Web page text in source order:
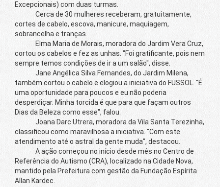
Excepcionais) com duas turmas.
Cerca de 30 mulheres receberam, gratuitamente,
cortes de cabelo, escova, manicure, maquiagem,
sobrancelha e tranças.
Elma Maria de Morais, moradora do Jardim Vera Cruz,
cortou os cabelos e fez as unhas. "Foi gratificante, pois nem
sempre temos condições de ir a um salão", disse.
Jane Angélica Silva Fernandes, do Jardim Milena,
também cortou o cabelo e elogiou a iniciativa do FUSSOL. "É
uma oportunidade para poucos e eu não poderia
desperdiçar. Minha torcida é que para que façam outros
Dias da Beleza como esse", falou.
Joana Darc Utrera, moradora da Vila Santa Terezinha,
classificou como maravilhosa a iniciativa. "Com este
atendimento até o astral da gente muda", destacou.
A ação começou no início desde mês no Centro de
Referência do Autismo (CRA), localizado na Cidade Nova,
mantido pela Prefeitura com gestão da Fundação Espírita
Allan Kardec.